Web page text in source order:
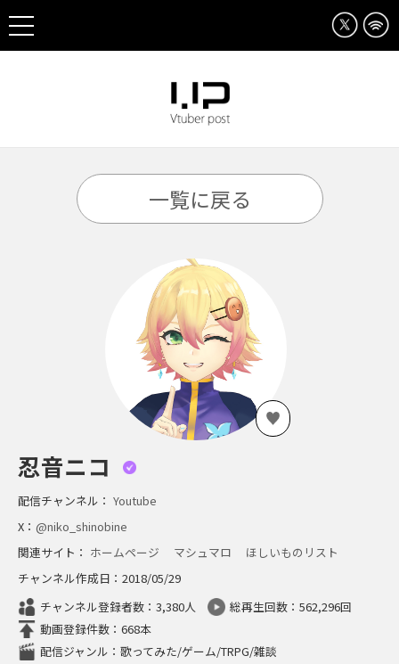
一覧に戻る
忍音ニコ
配信チャンネル： Youtube
X： @niko_shinobine
関連サイト： ホームページ マシュマロ
ほしいものリスト
チャンネル作成日：2018/05/29
チャンネル登録者数：3,380人
総再生回数：562,296回
動画登録件数：668本
配信ジャンル：歌ってみた/ゲーム/TRPG/雑談